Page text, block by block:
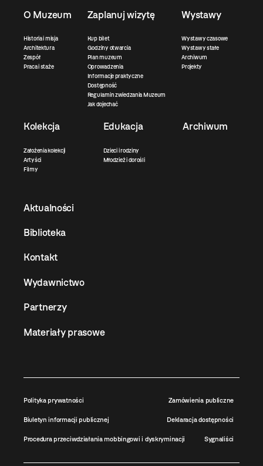
O Muzeum
Historia i misja
Architektura
Zespół
Praca i staże
Zaplanuj wizytę
Kup bilet
Godziny otwarcia
Plan muzeum
Oprowadzenia
Informacje praktyczne
Dostępność
Regulamin zwiedzania Muzeum
Jak dojechać
Wystawy
Wystawy czasowe
Wystawy stałe
Archiwum
Projekty
Kolekcja
Założenia kolekcji
Artyści
Filmy
Edukacja
Dzieci i rodziny
Młodzież i dorośli
Archiwum
Aktualności
Biblioteka
Kontakt
Wydawnictwo
Partnerzy
Materiały prasowe
Polityka prywatności Zamówienia publiczne
Biuletyn informacji publicznej Deklaracja dostępności
Procedura przeciwdziałania mobbingowi i dyskryminacji Sygnaliści